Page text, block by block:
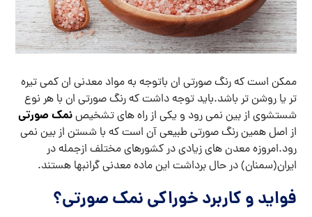
ممکن است که رنگ صورتی ان باتوجه به مواد معدنی ان کمی تیره
تر یا روشن تر باشد.باید توجه داشت که رنگ صورتی ان با هر نوع
شستشوی از بین نمی رود و یکی از راه های تشخیصنمک صورتی
از اصل همین رنگ صورتی طبیعی آن است که با شستن از بین نمی
رود.امروزه معدن های زیادی در کشورهای مختلف ازجمله در
ایران(سمنان) در حال برداشت این ماده معدنی گرانبها هستند.
فواید و کاربرد خوراکی نمک صورتی؟